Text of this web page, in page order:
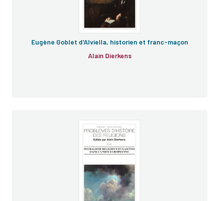
Eugène Goblet d'Alviella, historien et franc-maçon
Alain Dierkens